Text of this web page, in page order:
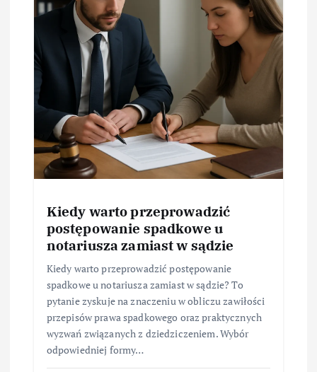
Kiedy warto przeprowadzić
postępowanie spadkowe u
notariusza zamiast w sądzie
Kiedy warto przeprowadzić postępowanie
spadkowe u notariusza zamiast w sądzie? To
pytanie zyskuje na znaczeniu w obliczu zawiłości
przepisów prawa spadkowego oraz praktycznych
wyzwań związanych z dziedziczeniem. Wybór
odpowiedniej formy…